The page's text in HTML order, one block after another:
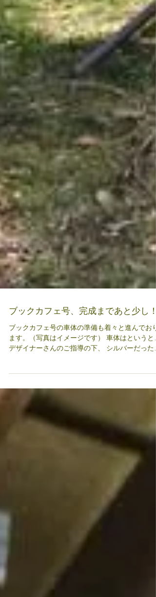
ます。（写真はイメージです） 車体はというと…
デザイナーさんのご指導の下、 シルバーだった車
体の塗装を削り落とし、新しい色になりました。
塗装は自分たちで行いました！ そらまめの会のメ
ンバーだけではなく、指宿市内はもとより県内